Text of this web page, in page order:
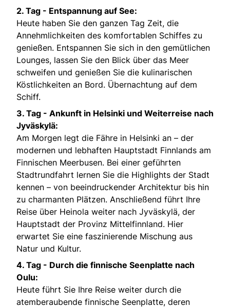
2. Tag - Entspannung auf See:
Heute haben Sie den ganzen Tag Zeit, die
Annehmlichkeiten des komfortablen Schiffes zu
genießen. Entspannen Sie sich in den gemütlichen
Lounges, lassen Sie den Blick über das Meer
schweifen und genießen Sie die kulinarischen
Köstlichkeiten an Bord. Übernachtung auf dem
Schiff.
3. Tag - Ankunft in Helsinki und Weiterreise nach
Jyväskylä:
Am Morgen legt die Fähre in Helsinki an – der
modernen und lebhaften Hauptstadt Finnlands am
Finnischen Meerbusen. Bei einer geführten
Stadtrundfahrt lernen Sie die Highlights der Stadt
kennen – von beeindruckender Architektur bis hin
zu charmanten Plätzen. Anschließend führt Ihre
Reise über Heinola weiter nach Jyväskylä, der
Hauptstadt der Provinz Mittelfinnland. Hier
erwartet Sie eine faszinierende Mischung aus
Natur und Kultur.
4. Tag - Durch die finnische Seenplatte nach
Oulu:
Heute führt Sie Ihre Reise weiter durch die
atemberaubende finnische Seenplatte, deren